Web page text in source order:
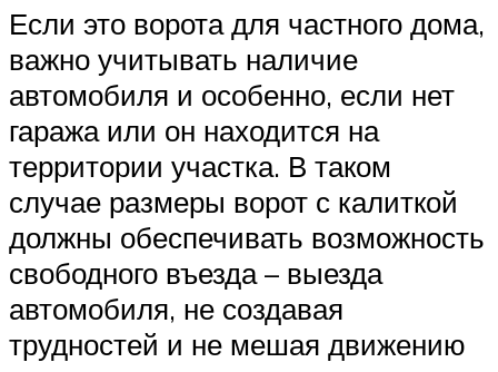
Если это ворота для частного дома,
важно учитывать наличие
автомобиля и особенно, если нет
гаража или он находится на
территории участка. В таком
случае размеры ворот с калиткой
должны обеспечивать возможность
свободного въезда – выезда
автомобиля, не создавая
трудностей и не мешая движению